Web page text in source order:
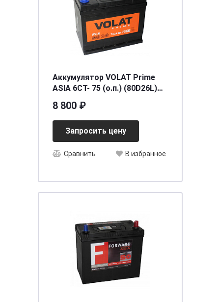
Аккумулятор VOLAT Prime
ASIA 6СТ- 75 (о.п.) (80D26L)
[д260ш175в225/740EN] [D26]
8 800 ₽
Запросить цену
Сравнить В избранное